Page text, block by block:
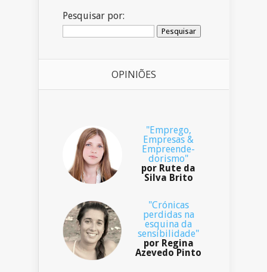
Pesquisar por:
OPINIÕES
"Emprego,
Empresas &
Empreende-
dorismo"
por Rute da
Silva Brito
"Crónicas
perdidas na
esquina da
sensibilidade"
por Regina
Azevedo Pinto